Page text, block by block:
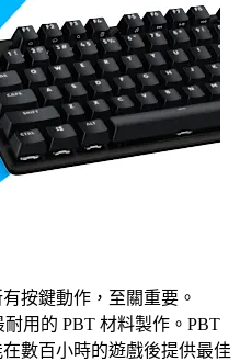
按鍵動作，至關重要。
用的 PBT 材料製作。PBT
數百小時的遊戲後提供最佳